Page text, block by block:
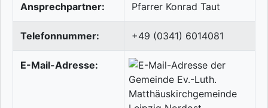
Ansprechpartner: Pfarrer Konrad Taut
Telefonnummer: +49 (0341) 6014081
E-Mail-Adresse: